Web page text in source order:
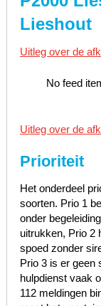
Lieshout
Uitleg over de
No feed
Uitleg over de
Prioriteit
Het onderdeel
soorten. Prio 1
onder
uitrukken, Prio 2
spoed zonder
Prio 3 is er geen
hulpdienst vaak
112 meldingen